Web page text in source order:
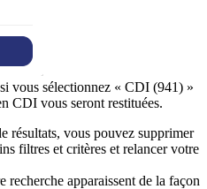
vous sélectionnez « CDI (941) »
CDI vous seront restituées.
résultats, vous pouvez supprimer
filtres et critères et relancer votre
recherche apparaissent de la façon